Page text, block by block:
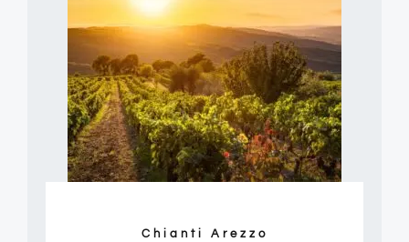
Chianti Arezzo